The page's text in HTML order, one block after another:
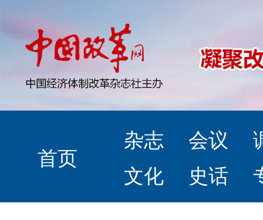
首页
杂志 会议
文化
史话